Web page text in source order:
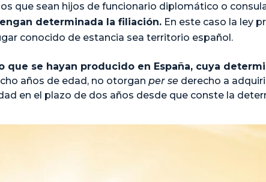
que sean hijos de funcionario diplomático o
determinada la filiación. En este caso la ley
conocido de estancia sea territorio español.
que se hayan producido en España, cuya
años de edad, no otorganper se derecho a
en el plazo de dos años desde que conste la